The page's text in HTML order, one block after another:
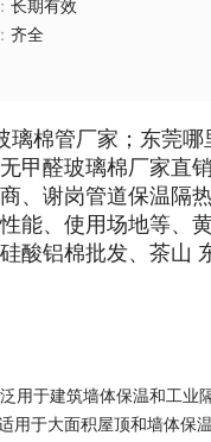
： 长期有效
： 齐全
棉管厂家；东莞
甲醛玻璃棉厂家直
、谢岗管道保温隔
能、使用场地等、
酸铝棉批发、茶山
用于建筑墙体保温和工业隔
用于大面积屋顶和墙体保温